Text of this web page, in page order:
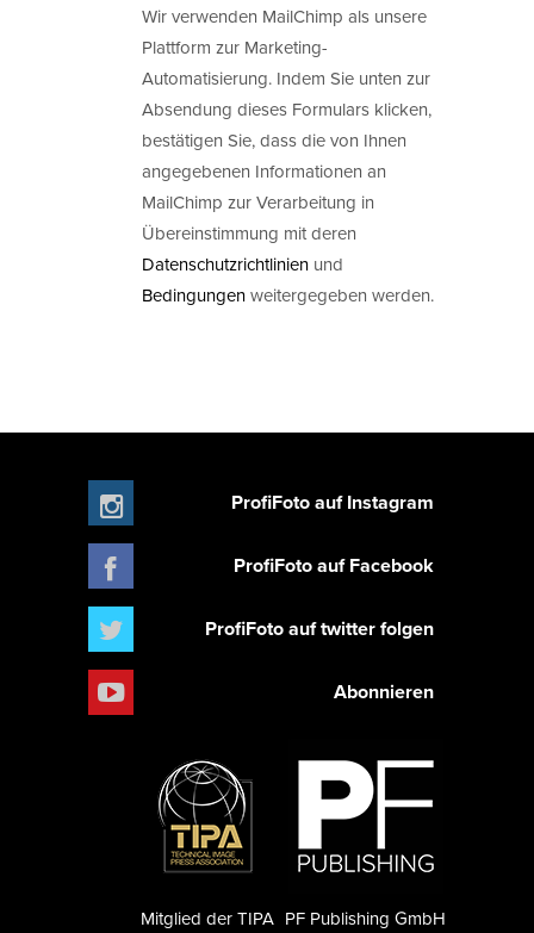
Wir verwenden MailChimp als unsere
Plattform zur Marketing-
Automatisierung. Indem Sie unten zur
Absendung dieses Formulars klicken,
bestätigen Sie, dass die von Ihnen
angegebenen Informationen an
MailChimp zur Verarbeitung in
Übereinstimmung mit deren
Datenschutzrichtlinien und
Bedingungenweitergegeben werden.
ProfiFoto auf Instagram
ProfiFoto auf Facebook
ProfiFoto auf twitter folgen
Abonnieren
PF Publishing GmbH
Mitglied der TIPA